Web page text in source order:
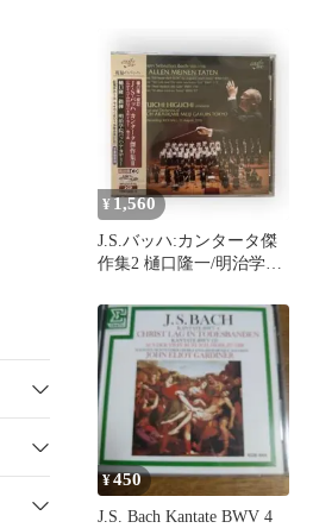
¥1,560
J.S.バッハ:カンタータ傑
作集2 樋口隆一/明治学院
¥450
J.S. Bach Kantate BWV 4